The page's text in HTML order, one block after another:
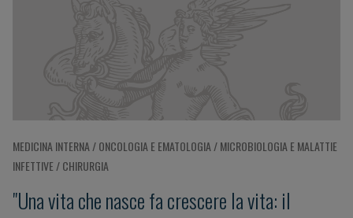
MEDICINA INTERNA / ONCOLOGIA E EMATOLOGIA / MICROBIOLOGIA E MALATTIE
INFETTIVE / CHIRURGIA
"Una vita che nasce fa crescere la vita: il